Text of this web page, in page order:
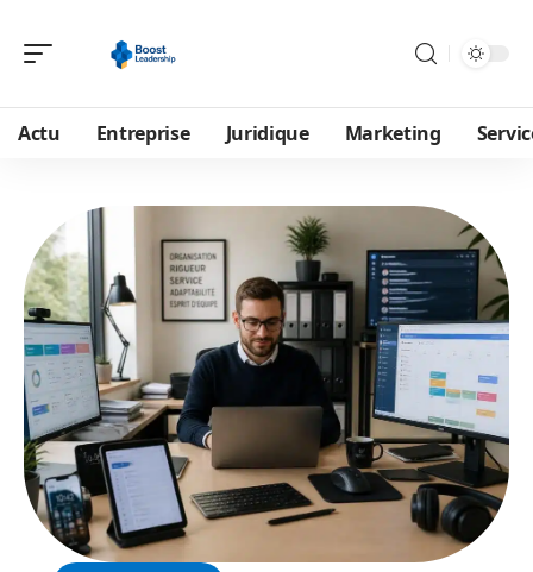
Actu Entreprise Juridique Marketing